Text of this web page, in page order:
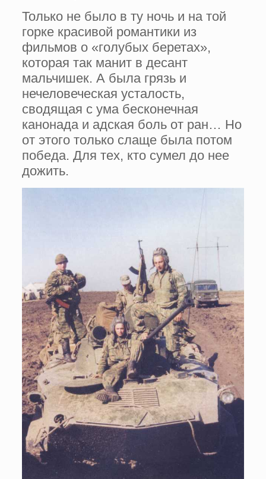
Только не было в ту ночь и на той
горке красивой романтики из
фильмов о «голубых беретах»,
которая так манит в десант
мальчишек. А была грязь и
нечеловеческая усталость,
сводящая с ума бесконечная
канонада и адская боль от ран… Но
от этого только слаще была потом
победа. Для тех, кто сумел до нее
дожить.